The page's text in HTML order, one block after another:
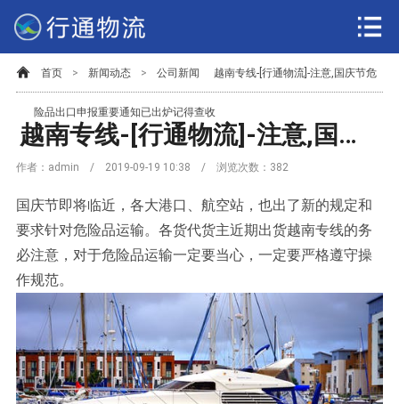
首页 > 新闻动态 > 公司新闻 越南专线-[行通物流]-注意,国庆节危
险品出口申报重要通知已出炉记得查收
越南专线-[行通物流]-注意,国庆节危险品出口申报重要通知已出炉记得查收
作者：admin / 2019-09-19 10:38 / 浏览次数： 382
国庆节即将临近，各大港口、航空站，也出了新的规定和
要求针对危险品运输。各货代货主近期出货越南专线的务
必注意，对于危险品运输一定要当心，一定要严格遵守操
作规范。